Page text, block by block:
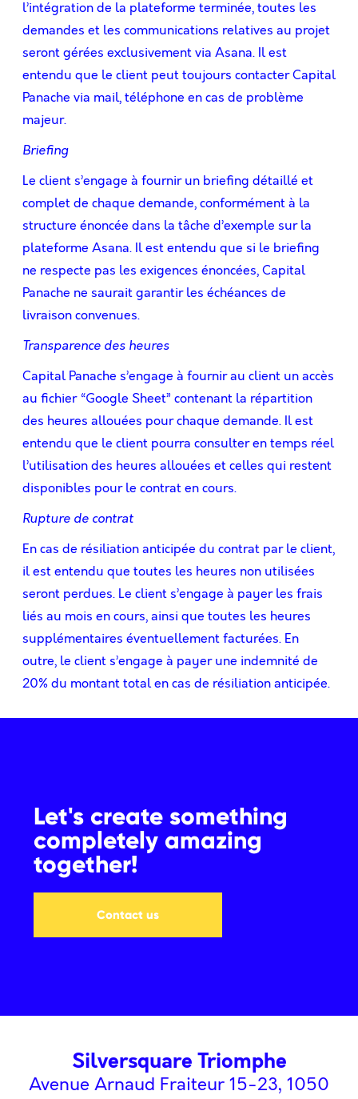
l’intégration de la plateforme terminée, toutes les
demandes et les communications relatives au projet
seront gérées exclusivement via Asana. Il est
entendu que le client peut toujours contacter Capital
Panache via mail, téléphone en cas de problème
majeur.
Briefing
Le client s’engage à fournir un briefing détaillé et
complet de chaque demande, conformément à la
structure énoncée dans la tâche d’exemple sur la
plateforme Asana. Il est entendu que si le briefing
ne respecte pas les exigences énoncées, Capital
Panache ne saurait garantir les échéances de
livraison convenues.
Transparence des heures
Capital Panache s’engage à fournir au client un accès
au fichier “Google Sheet” contenant la répartition
des heures allouées pour chaque demande. Il est
entendu que le client pourra consulter en temps réel
l’utilisation des heures allouées et celles qui restent
disponibles pour le contrat en cours.
Rupture de contrat
En cas de résiliation anticipée du contrat par le client,
il est entendu que toutes les heures non utilisées
seront perdues. Le client s’engage à payer les frais
liés au mois en cours, ainsi que toutes les heures
supplémentaires éventuellement facturées. En
outre, le client s’engage à payer une indemnité de
20% du montant total en cas de résiliation anticipée.
Let's create something
completely amazing
together!
Contact us
Silversquare Triomphe
Avenue Arnaud Fraiteur 15-23, 1050